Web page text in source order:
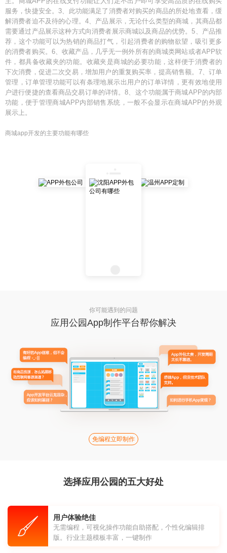
服务，快捷安全。3、此功能满足了消费者对购买的商品的所处地查看，缓
解消费者迫不及待的心理。4、产品展示，无论什么类型的商城，其商品都
需要通过产品展示这种方式向消费者展示商城以及商品的优势。5、产品推
荐，这个功能可以为热销的商品打气，引起消费者的购物欲望，吸引更多
的消费者购买。6、收藏产品，几乎无一例外所有的商城类网站或者APP软
件，都具备收藏夹的功能。收藏夹是商城的必要功能，这样便于消费者的
下次消费，促进二次交易，增加用户的重复购买率，提高销售额。7、订单
管理，订单管理功能可以有条理地展示出用户的订单详情，更有效地使用
户进行便捷的查看商品交易订单的详情。8、这个功能属于商城APP的内部
功能，便于管理商城APP内部销售系统，一般不会显示在商城APP的外观
展示上。
商城app开发的主要功能有哪些
你可能遇到的问题
应用公园App制作平台帮你解决
免编程立即制作
选择应用公园的五大好处
用户体验绝佳
无需编程，可视化操作功能自助搭配，个性化编辑排
版。行业主题模板丰富，一键制作